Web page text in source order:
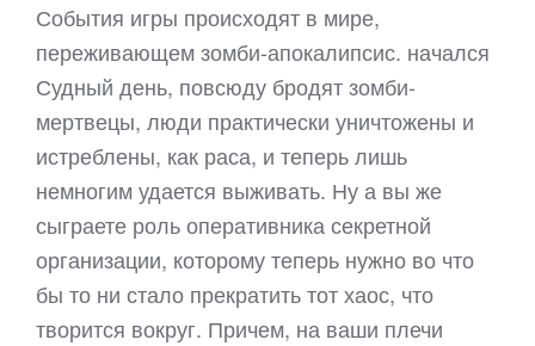
События игры происходят в мире,
переживающем зомби-апокалипсис. начался
Судный день, повсюду бродят зомби-
мертвецы, люди практически уничтожены и
истреблены, как раса, и теперь лишь
немногим удается выживать. Ну а вы же
сыграете роль оперативника секретной
организации, которому теперь нужно во что
бы то ни стало прекратить тот хаос, что
творится вокруг. Причем, на ваши плечи